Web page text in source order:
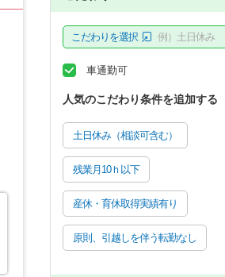
こだわりを選択 例）土日休み
車通勤可
人気のこだわり条件を追加する
土日休み（相談可含む）
残業月10ｈ以下
産休・育休取得実績有り
原則、引越しを伴う転勤なし